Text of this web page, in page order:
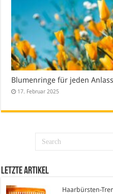
Blumenringe für jeden
17. Februar 2025
Letzte Artikel
Haarbürsten-